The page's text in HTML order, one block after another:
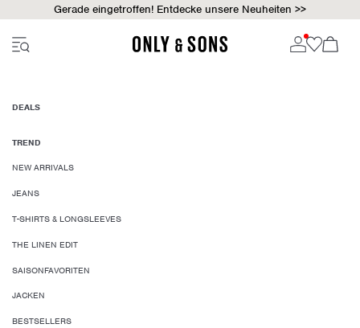
Gerade eingetroffen! Entdecke unsere Neuheiten >>
DEALS
TREND
NEW ARRIVALS
JEANS
T-SHIRTS & LONGSLEEVES
THE LINEN EDIT
SAISONFAVORITEN
JACKEN
BESTSELLERS